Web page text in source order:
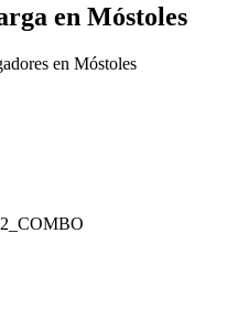
en Móstoles
en Móstoles